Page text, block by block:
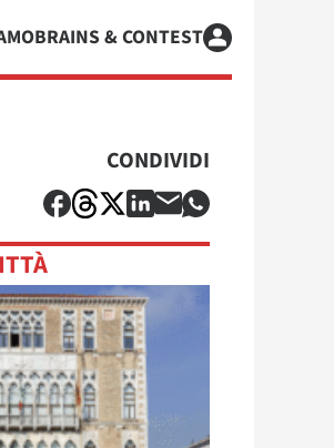
BRAINS & CONTEST
CONDIVIDI